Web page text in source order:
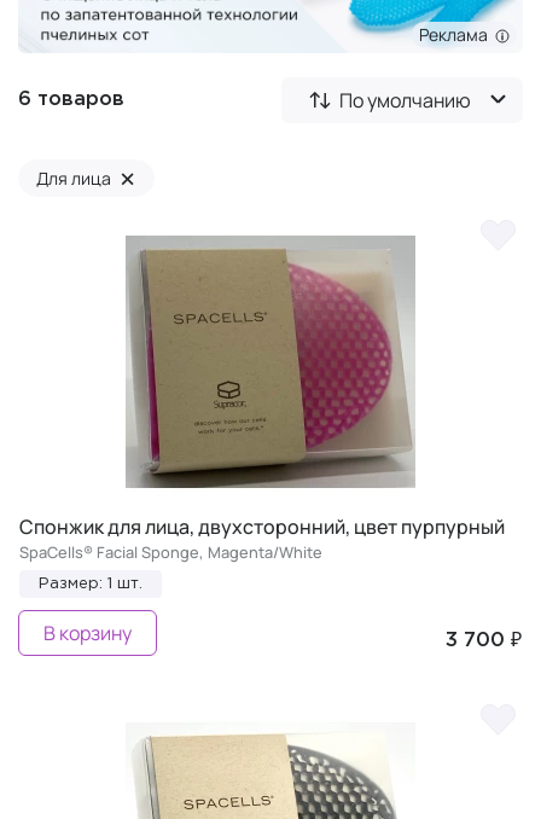
Реклама
6 товаров По умолчанию
Для лица ×
Спонжик для лица, двухсторонний, цвет пурпурный
SpaCells® Facial Sponge, Magenta/White
Размер: 1 шт.
3 700 ₽
В корзину